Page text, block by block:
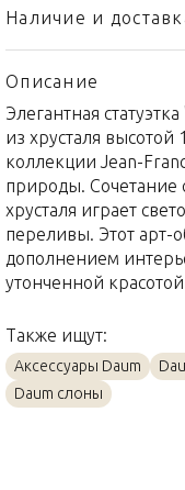
Бренд
Коллекция
Страна производителя
Материал
Объем / Размер
Наличие и
Описание
Элегантная
из хрусталя
коллекции Jean-
природы. Сочетание
хрусталя играет
переливы. Этот арт-
дополнением
утонченной
Также ищут:
Аксессуары Daum
Daum слоны